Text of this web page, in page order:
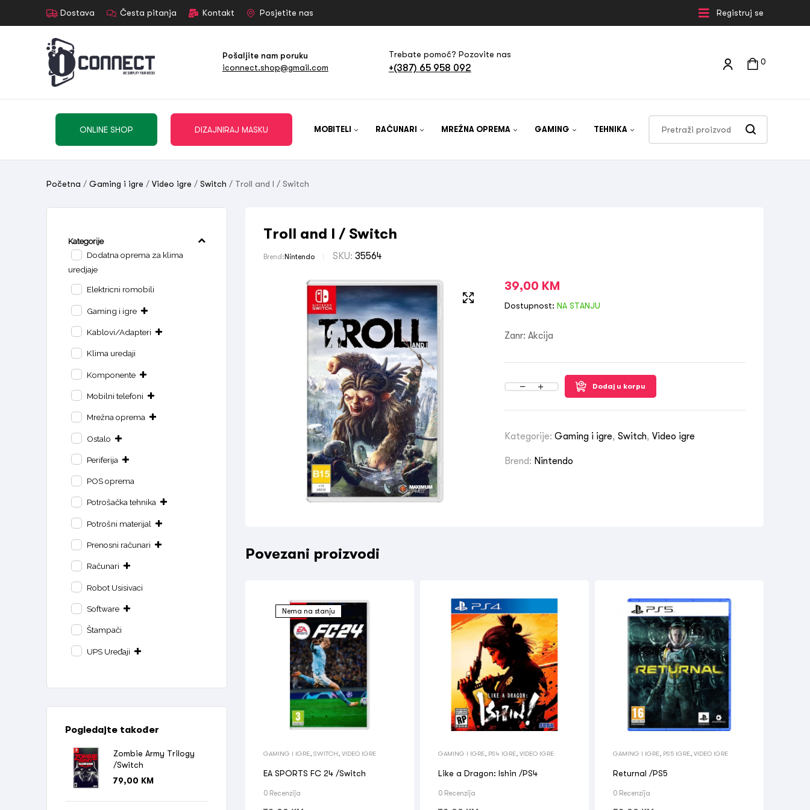
Dostava Česta pitanja Kontakt Posjetite nas Registruj se
Pošaljite nam poruku
iconnect.shop@gmail.com
Trebate pomoć? Pozovite nas
+(387) 65 958 092
0
ONLINE SHOP DIZAJNIRAJ MASKU MOBITELI RAČUNARI MREŽNA OPREMA GAMING TEHNIKA
Početna / Gaming i igre / Video igre / Switch / Troll and I / Switch
Troll and I / Switch
Brend: Nintendo SKU: 35564
39,00 KM
Dostupnost: NA STANJU
Zanr: Akcija
Dodaj u korpu
Kategorije: Gaming i igre, Switch, Video igre
Brend: Nintendo
Povezani proizvodi
Nema na stanju
GAMING I IGRE SWITCH VIDEO IGRE
EA SPORTS FC 24 /Switch
0 Recenzija
GAMING I IGRE, PS4 IGRE, VIDEO IGRE
Like a Dragon: Ishin /PS4
0 Recenzija
GAMING I IGRE, PS5 IGRE, VIDEO IGRE
Returnal /PS5
0 Recenzija
Kategorije
Dodatna oprema za klima
uredjaje
Elektricni romobili
Gaming i igre
Kablovi/Adapteri
Klima uredaji
Komponente
Mobilni telefoni
Mrežna oprema
Ostalo
Periferija
POS oprema
Potrošačka tehnika
Potrošni materijal
Prenosni računari
Računari
Robot Usisivaci
Software
Štampači
UPS Uređaji
Pogledajte također
Zombie Army Trilogy
/Switch
79,00 KM